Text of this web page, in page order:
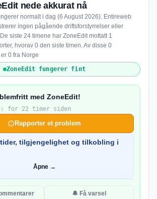
nede akkurat nå
normalt i dag (6 August 2026). Entireweb
ingen pågående driftsforstyrrelser eller
siste 24 timene har ZoneEdit mottatt 1
hvorav 0 den siste timen. Av disse 0
0 fra Norge
ZoneEdit fungerer fint
med ZoneEdit!
for 22 timer siden
Rapporter et problem
tilgjengelighet og tilkobling i
Åpne →
🔔 Få varsel